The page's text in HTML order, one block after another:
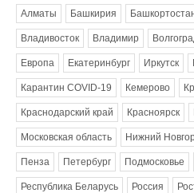
Алматы Башкирия
Владивосток Владимир
Европа Екатеринбург Иркутск
Карантин COVID-19 Кемерово
Краснодарский край Красноярск
Московская область Нижний
Пенза Петербург Подмосковье
Республика Беларусь Россия